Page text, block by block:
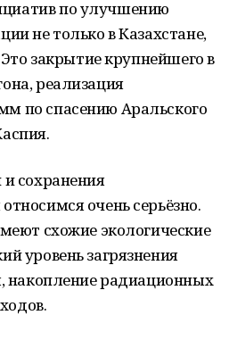
по улучшению
не только в Казахстане,
закрытие крупнейшего в
реализация
по спасению Аральского
сохранения
очень серьёзно.
схожие экологические
уровень загрязнения
накопление радиационных